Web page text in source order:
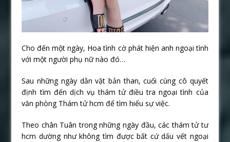
Cho đến một ngày, Hoa tình cờ phát hiện anh ngoại tình
với một người phụ nữ nào đó…
Sau những ngày dằn vặt bản than, cuối cùng cô quyết
định tìm đến dịch vụ thám tử điều tra ngoại tình của
văn phòng Thám tử hcm để tìm hiểu sự việc.
Theo chân Tuân trong những ngày đầu, các thám tử tư
hcm dường như không tìm được bất cứ dấu vết ngoại